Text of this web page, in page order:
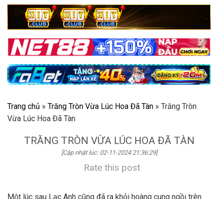
Trang chủ » Trăng Tròn Vừa Lúc Hoa Đã Tàn » Trăng Tròn
Vừa Lúc Hoa Đã Tàn
TRĂNG TRÒN VỪA LÚC HOA ĐÃ TÀN
[Cập nhật lúc: 02-11-2024 21:36:29]
Rate this post
Một lúc sau Lạc Anh cũng đã ra khỏi hoàng cung ngồi trên